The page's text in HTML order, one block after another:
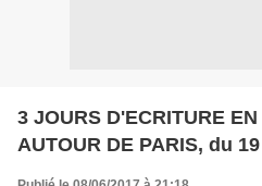
3 JOURS D'ECRITURE
AUTOUR DE PARIS, du